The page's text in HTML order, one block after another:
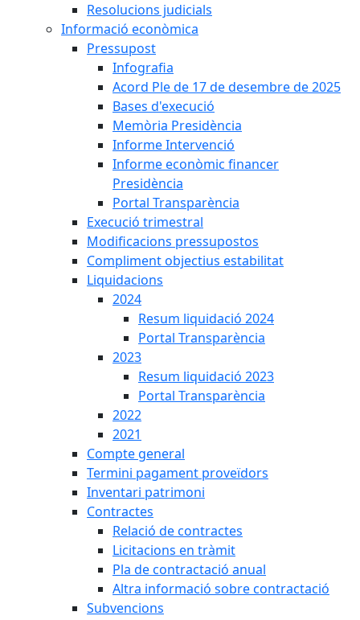
Resolucions judicials
Informació econòmica
Pressupost
Infografia
Acord Ple de 17 de desembre de 2025
Bases d'execució
Memòria Presidència
Informe Intervenció
Informe econòmic financer
Presidència
Portal Transparència
Execució trimestral
Modificacions pressupostos
Compliment objectius estabilitat
Liquidacions
2024
Resum liquidació 2024
Portal Transparència
2023
Resum liquidació 2023
Portal Transparència
2022
2021
Compte general
Termini pagament proveïdors
Inventari patrimoni
Contractes
Relació de contractes
Licitacions en tràmit
Pla de contractació anual
Altra informació sobre contractació
Subvencions